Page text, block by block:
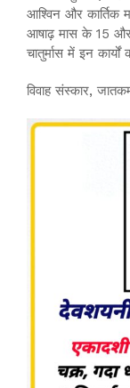
आश्विन और कार्तिक
आषाढ़ मास के 15 और
चातुर्मास में इन कार्यों
विवाह संस्कार,